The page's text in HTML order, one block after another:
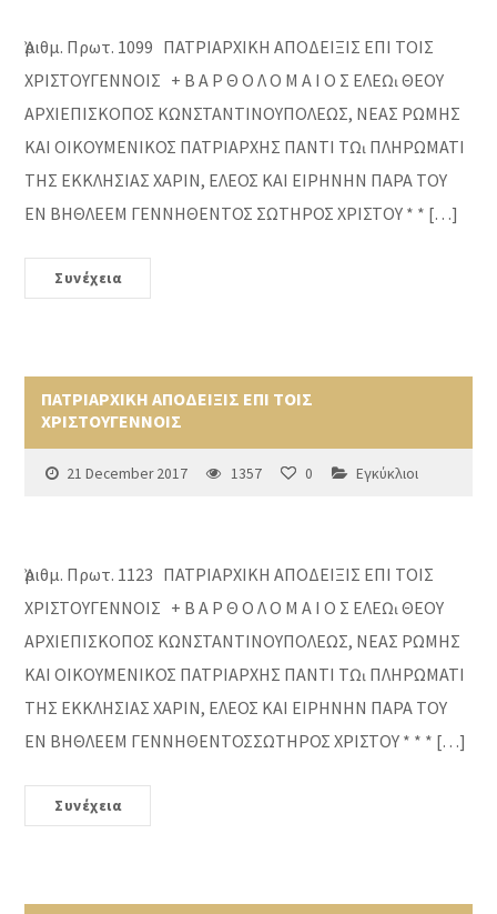
Ἀριθμ. Πρωτ. 1099 ΠΑΤΡΙΑΡΧΙΚΗ ΑΠΟΔΕΙΞΙΣ ΕΠΙ ΤΟΙΣ
ΧΡΙΣΤΟΥΓΕΝΝΟΙΣ + Β Α Ρ Θ Ο Λ Ο Μ Α Ι Ο Σ ΕΛΕῼ ΘΕΟΥ
ΑΡΧΙΕΠΙΣΚΟΠΟΣ ΚΩΝΣΤΑΝΤΙΝΟΥΠΟΛΕΩΣ, ΝΕΑΣ ΡΩΜΗΣ
ΚΑΙ ΟΙΚΟΥΜΕΝΙΚΟΣ ΠΑΤΡΙΑΡΧΗΣ ΠΑΝΤΙ Τῼ ΠΛΗΡΩΜΑΤΙ
ΤΗΣ ΕΚΚΛΗΣΙΑΣ ΧΑΡΙΝ, ΕΛΕΟΣ ΚΑΙ ΕΙΡΗΝΗΝ ΠΑΡΑ ΤΟΥ
ΕΝ ΒΗΘΛΕΕΜ ΓΕΝΝΗΘΕΝΤΟΣ ΣΩΤΗΡΟΣ ΧΡΙΣΤΟΥ * * […]
Συνέχεια
ΠΑΤΡΙΑΡΧΙΚΗ ΑΠΟΔΕΙΞΙΣ ΕΠΙ ΤΟΙΣ
ΧΡΙΣΤΟΥΓΕΝΝΟΙΣ
21 December 2017 1357 0 Εγκύκλιοι
Ἀριθμ. Πρωτ. 1123 ΠΑΤΡΙΑΡΧΙΚΗ ΑΠΟΔΕΙΞΙΣ ΕΠΙ ΤΟΙΣ
ΧΡΙΣΤΟΥΓΕΝΝΟΙΣ + Β Α Ρ Θ Ο Λ Ο Μ Α Ι Ο Σ ΕΛΕῼ ΘΕΟΥ
ΑΡΧΙΕΠΙΣΚΟΠΟΣ ΚΩΝΣΤΑΝΤΙΝΟΥΠΟΛΕΩΣ, ΝΕΑΣ ΡΩΜΗΣ
ΚΑΙ ΟΙΚΟΥΜΕΝΙΚΟΣ ΠΑΤΡΙΑΡΧΗΣ ΠΑΝΤΙ Τῼ ΠΛΗΡΩΜΑΤΙ
ΤΗΣ ΕΚΚΛΗΣΙΑΣ ΧΑΡΙΝ, ΕΛΕΟΣ ΚΑΙ ΕΙΡΗΝΗΝ ΠΑΡΑ ΤΟΥ
ΕΝ ΒΗΘΛΕΕΜ ΓΕΝΝΗΘΕΝΤΟΣΣΩΤΗΡΟΣ ΧΡΙΣΤΟΥ * * * […]
Συνέχεια